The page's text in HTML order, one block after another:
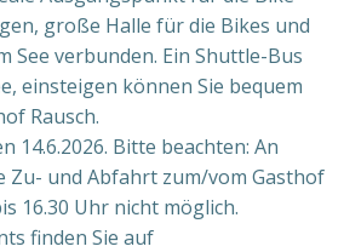
große Halle für die Bikes und
See verbunden. Ein Shuttle-Bus
einsteigen können Sie bequem
Rausch.
14.6.2026. Bitte beachten: An
Zu- und Abfahrt zum/vom Gasthof
16.30 Uhr nicht möglich.
finden Sie auf